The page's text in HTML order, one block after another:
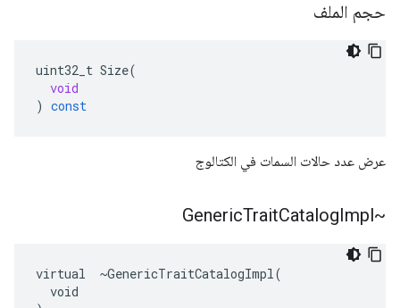
حجم الملف
uint32_t Size(
void
) const
عرض عدد حالات السمات في الكتالوج
~Generic
TraitCatalogImpl
virtual  ~GenericTraitCatalogImpl(
  void